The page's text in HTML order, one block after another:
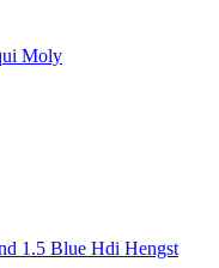
Moly
1.5 Blue Hdi Hengst